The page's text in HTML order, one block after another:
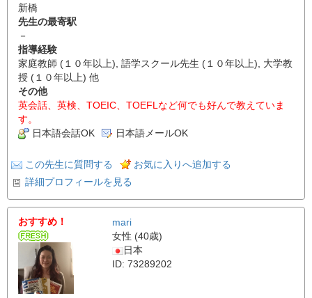
新橋
先生の最寄駅
－
指導経験
家庭教師 (１０年以上), 語学スクール先生 (１０年以上), 大学教
授 (１０年以上) 他
その他
英会話、英検、TOEIC、TOEFLなど何でも好んで教えていま
す。
日本語会話OK
日本語メールOK
この先生に質問する
お気に入りへ追加する
詳細プロフィールを見る
おすすめ！
mari
女性 (40歳)
日本
ID: 73289202